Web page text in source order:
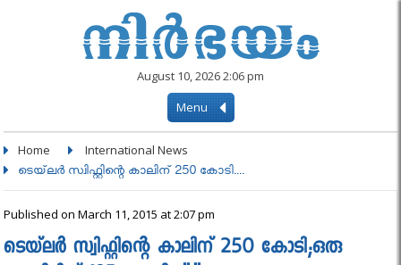
August 10, 2026 2:06 pm
Menu
Home International News
ടെയ്‌ലര്‍ സ്വിഫ്റ്റിന്റെ കാലിന് 250 കോടി....
Published on March 11, 2015 at 2:07 pm
ടെയ്‌ലര്‍ സ്വിഫ്റ്റിന്റെ കാലിന് 250 കോടി;ഒരു